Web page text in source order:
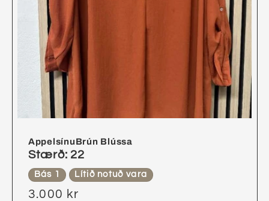
AppelsínuBrún Blússa
Stærð: 22
Bás 1 Lítið notuð vara
3.000 kr